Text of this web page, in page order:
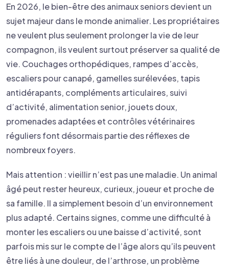
En 2026, le bien-être des animaux seniors devient un
sujet majeur dans le monde animalier. Les propriétaires
ne veulent plus seulement prolonger la vie de leur
compagnon, ils veulent surtout préserver sa qualité de
vie. Couchages orthopédiques, rampes d’accès,
escaliers pour canapé, gamelles surélevées, tapis
antidérapants, compléments articulaires, suivi
d’activité, alimentation senior, jouets doux,
promenades adaptées et contrôles vétérinaires
réguliers font désormais partie des réflexes de
nombreux foyers.
Mais attention : vieillir n’est pas une maladie. Un animal
âgé peut rester heureux, curieux, joueur et proche de
sa famille. Il a simplement besoin d’un environnement
plus adapté. Certains signes, comme une difficulté à
monter les escaliers ou une baisse d’activité, sont
parfois mis sur le compte de l’âge alors qu’ils peuvent
être liés à une douleur, de l’arthrose, un problème